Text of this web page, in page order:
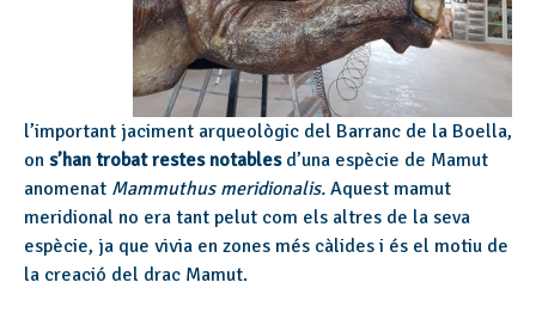
l’important jaciment arqueològic del Barranc de la Boella,
on s’han trobat restes notablesd’una espècie de Mamut
anomenat Mammuthus meridionalis. Aquest mamut
meridional no era tant pelut com els altres de la seva
espècie, ja que vivia en zones més càlides i és el motiu de
la creació del drac Mamut.